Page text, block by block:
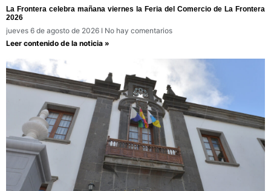
La Frontera celebra mañana viernes la Feria del Comercio de La Frontera
2026
jueves 6 de agosto de 2026
No hay comentarios
Leer contenido de la noticia »